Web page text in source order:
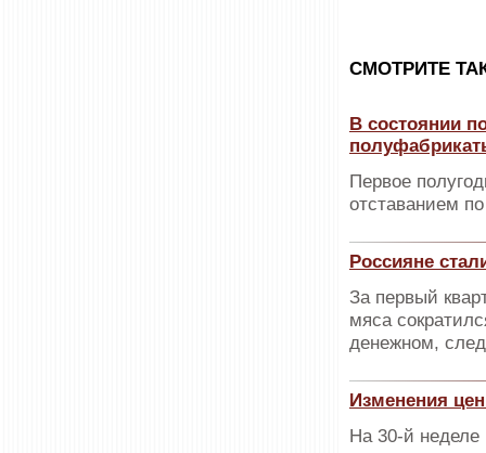
CМОТРИТЕ
В состоянии
Первое
отставанием
Россияне
За первый
мяса
денежном,
Изменения
На 30-й